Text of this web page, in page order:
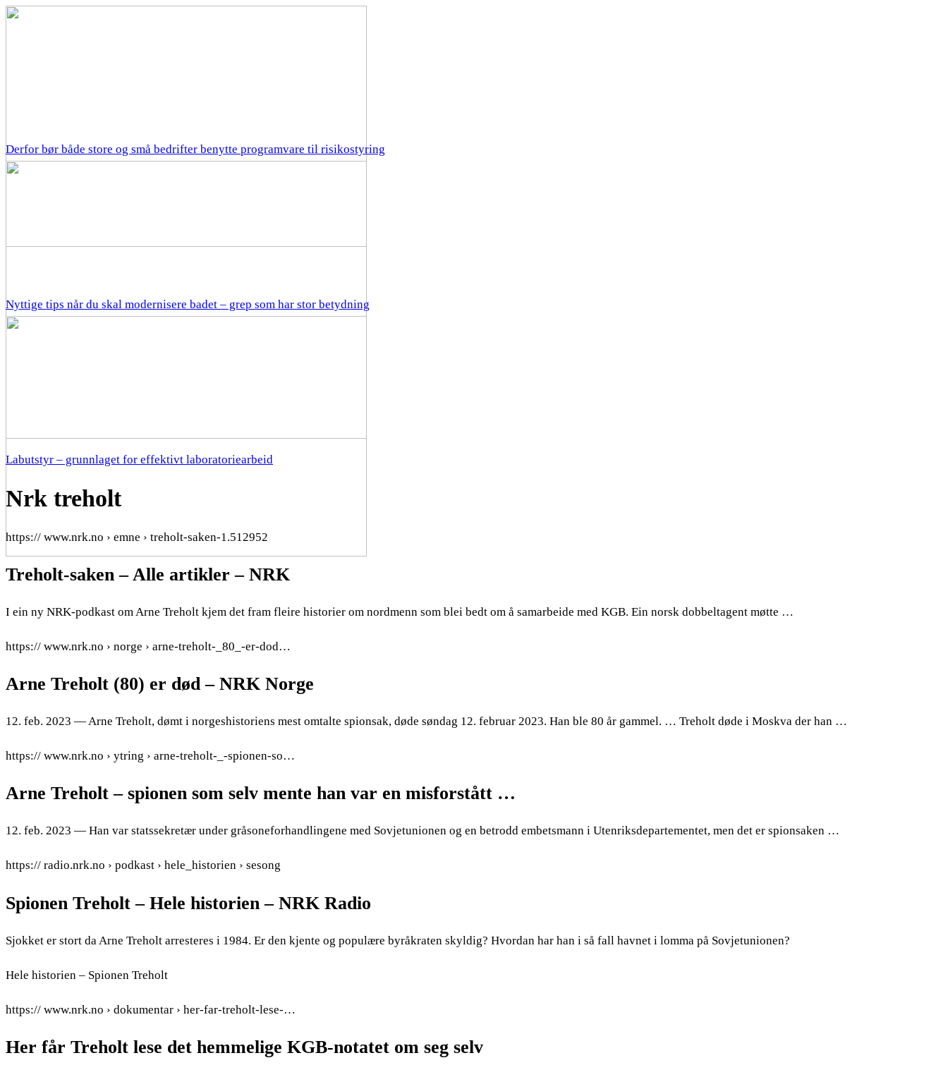
Derfor bør både store og små bedrifter benytte programvare til risikostyring
Nyttige tips når du skal modernisere badet – grep som har stor betydning
Labutstyr – grunnlaget for effektivt laboratoriearbeid
Nrk treholt
https:// www.nrk.no › emne › treholt-saken-1.512952
Treholt-saken – Alle artikler – NRK
I ein ny NRK-podkast om Arne Treholt kjem det fram fleire historier om nordmenn som blei bedt om å samarbeide med KGB. Ein norsk dobbeltagent møtte …
https:// www.nrk.no › norge › arne-treholt-_80_-er-dod…
Arne Treholt (80) er død – NRK Norge
12. feb. 2023 — Arne Treholt, dømt i norgeshistoriens mest omtalte spionsak, døde søndag 12. februar 2023. Han ble 80 år gammel. … Treholt døde i Moskva der han …
https:// www.nrk.no › ytring › arne-treholt-_-spionen-so…
Arne Treholt – spionen som selv mente han var en misforstått …
12. feb. 2023 — Han var statssekretær under gråsoneforhandlingene med Sovjetunionen og en betrodd embetsmann i Utenriksdepartementet, men det er spionsaken …
https:// radio.nrk.no › podkast › hele_historien › sesong
Spionen Treholt – Hele historien – NRK Radio
Sjokket er stort da Arne Treholt arresteres i 1984. Er den kjente og populære byråkraten skyldig? Hvordan har han i så fall havnet i lomma på Sovjetunionen?
Hele historien – Spionen Treholt
https:// www.nrk.no › dokumentar › her-far-treholt-lese-…
Her får Treholt lese det hemmelige KGB-notatet om seg selv